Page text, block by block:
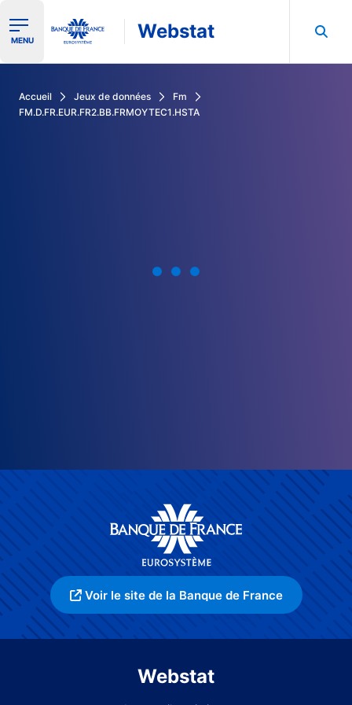
Ouvrir le menu de navigation
MENU Webstat
Accueil Jeux de données
Fm
FM.D.FR.EUR.FR2.BB.FRMOYTEC1.HSTA
Voir le site de la Banque de France
Webstat